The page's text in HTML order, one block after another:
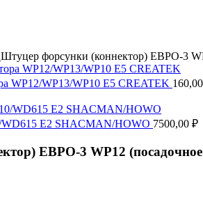
Штуцер форсунки (коннектор) ЕВРО-3
WP12/WP13/WP10 E5 CREATEK 160,00
WD615 E2 SHACMAN/HOWO 7500,00 ₽
ЕВРО-3 WP12